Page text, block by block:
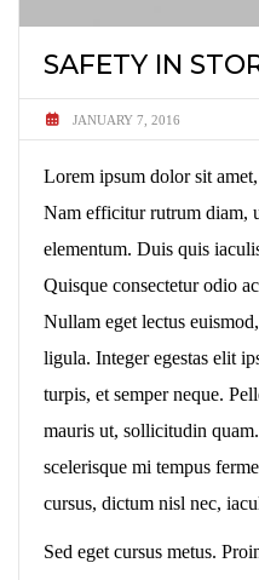
SAFETY IN
JANUARY 7, 2016
Lorem ipsum dolor sit
Nam efficitur rutrum diam,
elementum. Duis quis
Quisque consectetur odio
Nullam eget lectus
ligula. Integer egestas elit
turpis, et semper neque.
mauris ut, sollicitudin
scelerisque mi tempus
cursus, dictum nisl nec,
Sed eget cursus metus.